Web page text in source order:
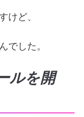
けど、
でした。
ルを開